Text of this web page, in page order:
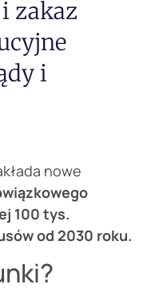
zakaz
i
nowe
100 tys.
od 2030 roku.